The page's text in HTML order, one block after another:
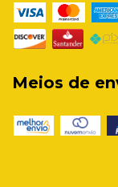
Meios de